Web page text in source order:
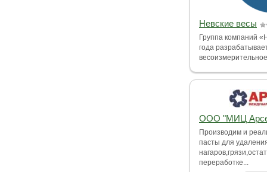
Невские весы
Группа компаний
года
ООО "МИЦ
Производим и
пасты для
переработке...